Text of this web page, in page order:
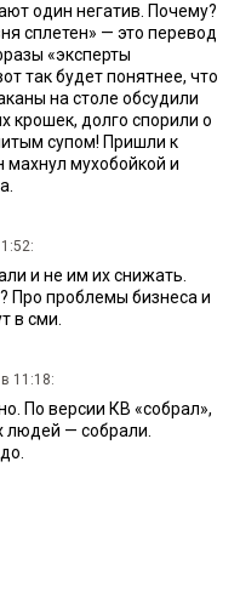
один негатив. Почему?
сплетен» — это перевод
«эксперты
так будет понятнее, что
на столе обсудили
крошек, долго спорили о
супом! Пришли к
махнул мухобойкой и
и не им их снижать.
Про проблемы бизнеса и
в сми.
11:18:
По версии КВ «собрал»,
людей — собрали.
в 08:47:
узнаю